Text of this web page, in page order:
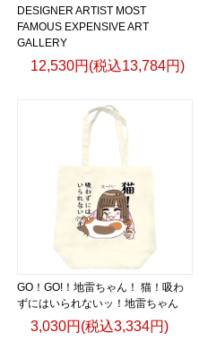
DESIGNER ARTIST MOST
FAMOUS EXPENSIVE ART
GALLERY
12,530円(税込13,784円)
GO！GO!！地雷ちゃん！ 猫！吸わ
ずにはいられないッ！地雷ちゃん
3,030円(税込3,334円)